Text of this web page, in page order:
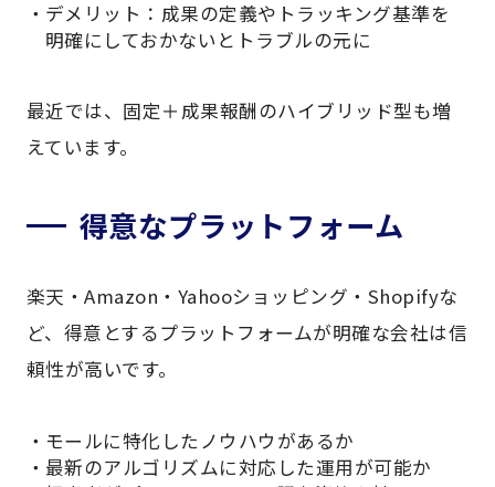
デメリット：成果の定義やトラッキング基準を
明確にしておかないとトラブルの元に
最近では、固定＋成果報酬のハイブリッド型も増
えています。
得意なプラットフォーム
楽天・Amazon・Yahooショッピング・Shopifyな
ど、得意とするプラットフォームが明確な会社は信
頼性が高いです。
モールに特化したノウハウがあるか
最新のアルゴリズムに対応した運用が可能か